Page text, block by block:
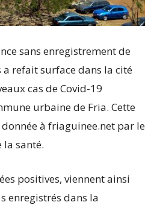
sans enregistrement de
a refait surface dans la cité
cas de Covid-19
urbaine de Fria. Cette
à friaguinee.net par le
santé.
positives, viennent ainsi
enregistrés dans la